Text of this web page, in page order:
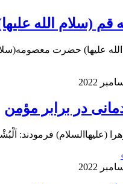
(سلام الله
معصومه(سلام الله علیها) بعد
در برابر مؤمن
(علیهاالسلام) فرمودند: